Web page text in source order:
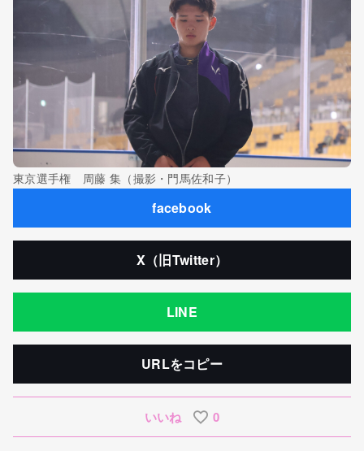
東京選手権 周藤 集（撮影・門馬佐和子）
facebook
X（旧Twitter）
LINE
URLをコピー
いいね 0